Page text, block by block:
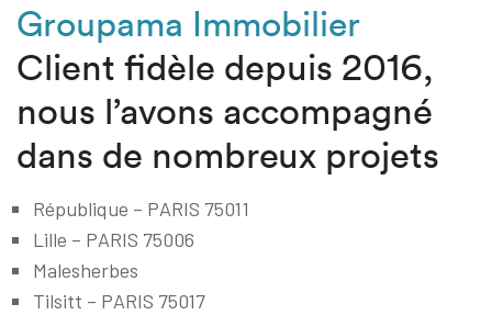
Groupama Immobilier
Client fidèle depuis 2016,
nous l’avons accompagné
dans de nombreux projets
République – PARIS 75011
Lille – PARIS 75006
Malesherbes
Tilsitt – PARIS 75017